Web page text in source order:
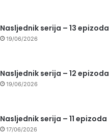
Nasljednik serija – 13 epizoda
19/06/2026
Nasljednik serija – 12 epizoda
19/06/2026
Nasljednik serija – 11 epizoda
17/06/2026